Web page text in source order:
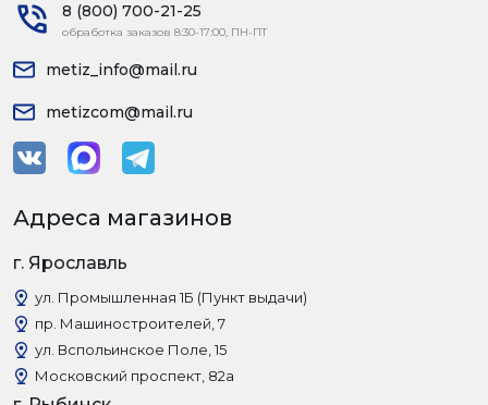
8 (800) 700-21-25
обработка заказов 8:30-17:00, ПН-ПТ
metiz_info@mail.ru
metizcom@mail.ru
Адреса магазинов
г. Ярославль
ул. Промышленная 1Б (Пункт выдачи)
пр. Машиностроителей, 7
ул. Вспольинское Поле, 15
Московский проспект, 82а